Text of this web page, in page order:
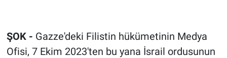
ŞOK - Gazze'deki Filistin hükümetinin Medya
Ofisi, 7 Ekim 2023'ten bu yana İsrail ordusunun